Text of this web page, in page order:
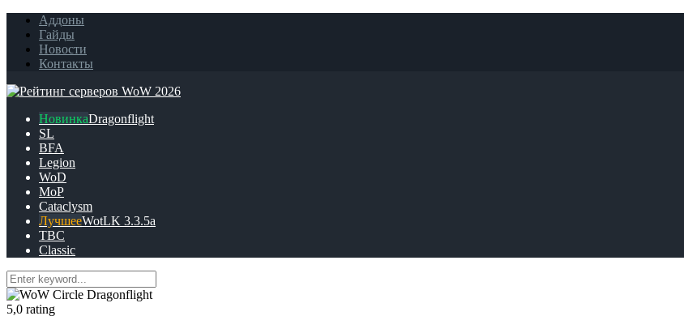
Аддоны
Гайды
Новости
Контакты
Dragonflight
SL
BFA
Legion
WoD
MoP
Cataclysm
WotLK 3.3.5a
TBC
Classic
5,0 rating